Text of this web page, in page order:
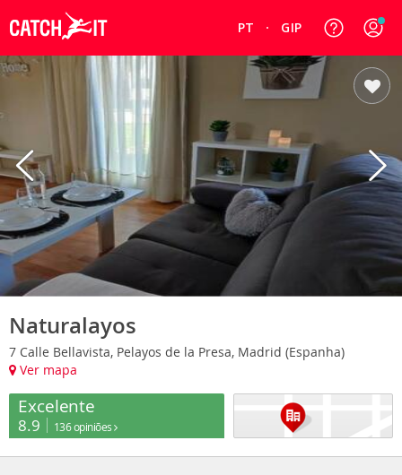
PT GIP
Naturalayos
7 Calle Bellavista, Pelayos de la Presa, Madrid (Espanha)
Ver mapa
Excelente
8.9 136 opiniões